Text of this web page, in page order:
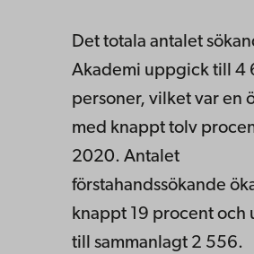
Det totala antalet
Akademi uppgick till 4
personer, vilket var en
med knappt tolv
2020. Antalet
förstahandssökande
knappt 19 procent och
till sammanlagt 2 556.